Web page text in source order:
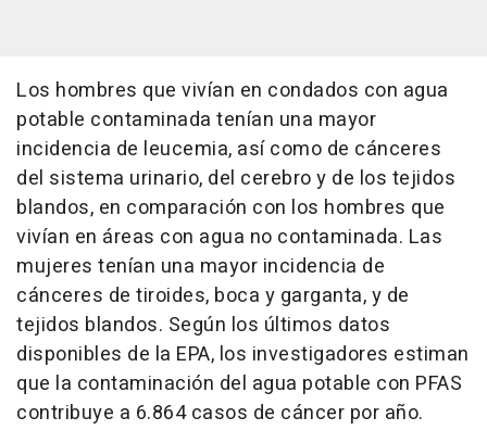
Los hombres que vivían en condados con agua
potable contaminada tenían una mayor
incidencia de leucemia, así como de cánceres
del sistema urinario, del cerebro y de los tejidos
blandos, en comparación con los hombres que
vivían en áreas con agua no contaminada. Las
mujeres tenían una mayor incidencia de
cánceres de tiroides, boca y garganta, y de
tejidos blandos. Según los últimos datos
disponibles de la EPA, los investigadores estiman
que la contaminación del agua potable con PFAS
contribuye a 6.864 casos de cáncer por año.